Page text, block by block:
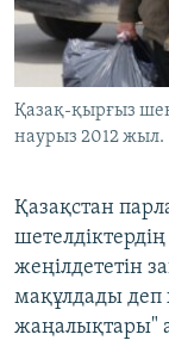
ЖАЗЫЛЫҢЫЗ
Басқа
Қазақ-қырғыз
наурыз 2012 жыл.
Қазақстан
жеңілдететін
мақұлдады деп
жаңалықтары"